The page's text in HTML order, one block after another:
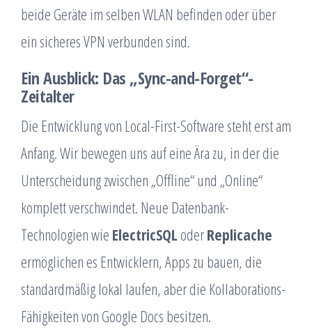
beide Geräte im selben WLAN befinden oder über
ein sicheres VPN verbunden sind.
Ein Ausblick: Das „Sync-and-Forget“-
Zeitalter
Die Entwicklung von Local-First-Software steht erst am
Anfang. Wir bewegen uns auf eine Ära zu, in der die
Unterscheidung zwischen „Offline“ und „Online“
komplett verschwindet. Neue Datenbank-
Technologien wie ElectricSQL oderReplicache
ermöglichen es Entwicklern, Apps zu bauen, die
standardmäßig lokal laufen, aber die Kollaborations-
Fähigkeiten von Google Docs besitzen.